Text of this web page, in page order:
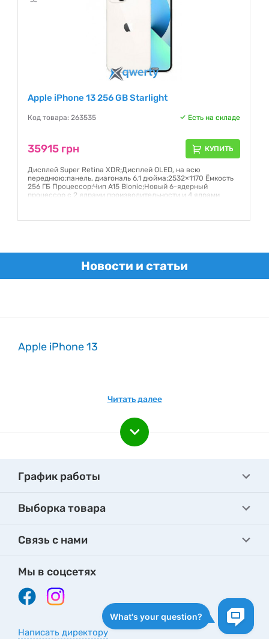
Apple iPhone 13 256 GB Starlight
Код товара: 263535 Есть на складе
35915 грн КУПИТЬ
Дисплей Super Retina XDR;Дисплей OLED, на всю
переднюю;панель, диагональ 6,1 дюйма;2532×1170 Ёмкость
256 ГБ Процессор:Чип A15 Bionic;Новый 6-ядерный
процессор с 2 ядрами производительности и 4 ядрами
Гарантия:6 месяцев
Новости и статьи
Apple iPhone 13
Читать далее
График работы
Выборка товара
Связь с нами
Мы в соцсетях
Написать директору